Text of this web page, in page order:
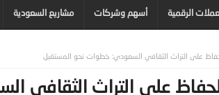
الرقمية أسهم وشركات مشاريع السعودية
على التراث الثقافي السعودي: خطوات نحو المستقبل
على التراث الثقافي